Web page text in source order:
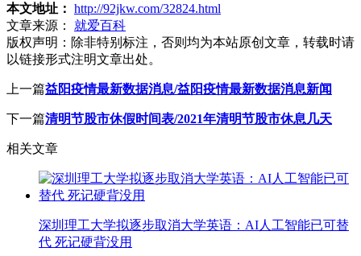
本文地址： http://92jkw.com/32824.html
文章来源：
就爱百科
版权声明： 除非特别标注，否则均为本站原创文章，转载时请
以链接形式注明文章出处。
上一篇益阳疫情最新数据消息/益阳疫情最新数据消息新闻
下一篇清明节股市休假时间表/2021年清明节股市休息几天
相关文章
深圳理工大学拟逐步取消大学英语：AI人工智能已可替
代 死记硬背没用